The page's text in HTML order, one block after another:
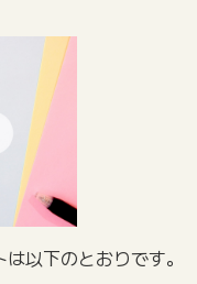
以下のとおりです。